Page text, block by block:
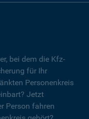
bei dem die Kfz-
für Ihr
Personenkreis
Jetzt
Person fahren